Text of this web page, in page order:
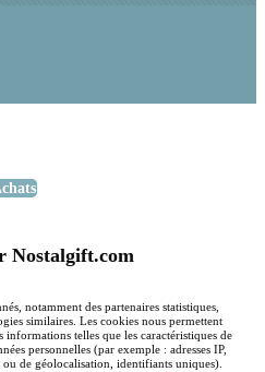
Nostalgift.com
notamment des partenaires statistiques,
similaires. Les cookies nous permettent
informations telles que les caractéristiques de
personnelles (par exemple : adresses IP,
de géolocalisation, identifiants uniques).